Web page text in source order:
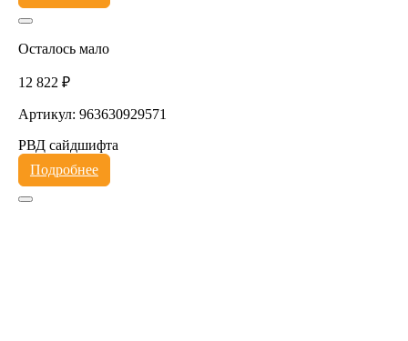
Осталось мало
12 822 ₽
Артикул: 963630929571
РВД сайдшифта
Подробнее